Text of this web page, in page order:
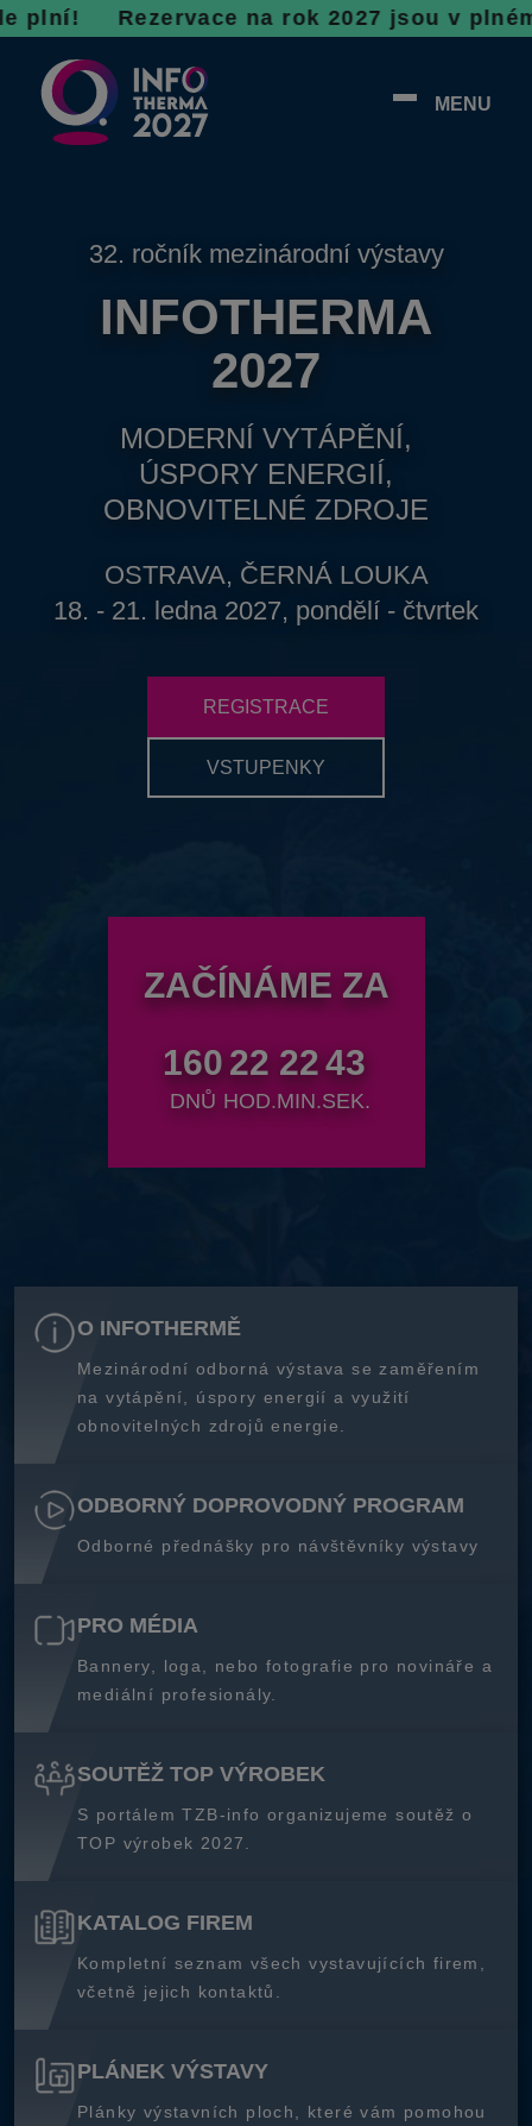
ezervace na rok 2027 jsou v plném
MENU
32. ročník mezinárodní výstavy
INFOTHERMA
2027
MODERNÍ VYTÁPĚNÍ,
ÚSPORY ENERGIÍ,
OBNOVITELNÉ ZDROJE
OSTRAVA, ČERNÁ LOUKA
18. - 21. ledna 2027, pondělí - čtvrtek
REGISTRACE
VSTUPENKY
ZAČÍNÁME ZA
160
DNŮ
22
HOD.
22
MIN.
42
SEK.
O INFOTHERMĚ
Mezinárodní odborná výstava se zaměřením
na vytápění, úspory energií a využití
obnovitelných zdrojů energie.
ODBORNÝ DOPROVODNÝ PROGRAM
Odborné přednášky pro návštěvníky výstavy
PRO MÉDIA
Bannery, loga, nebo fotografie pro novináře a
mediální profesionály.
SOUTĚŽ TOP VÝROBEK
S portálem TZB-info organizujeme soutěž o
TOP výrobek 2027.
KATALOG FIREM
Kompletní seznam všech vystavujících firem,
včetně jejich kontaktů.
PLÁNEK VÝSTAVY
Plánky výstavních ploch, které vám pomohou